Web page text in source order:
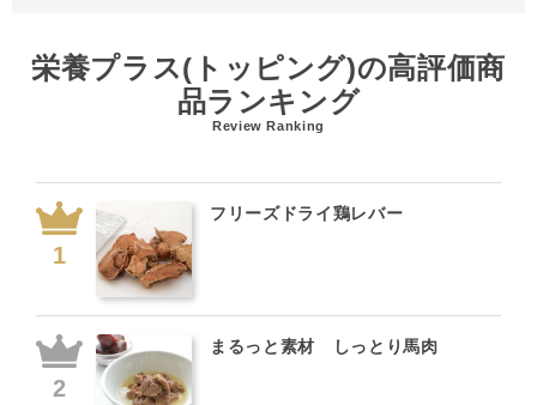
栄養プラス(トッピング)の高評価商
品ランキング
Review Ranking
フリーズドライ鶏レバー
まるっと素材 しっとり馬肉